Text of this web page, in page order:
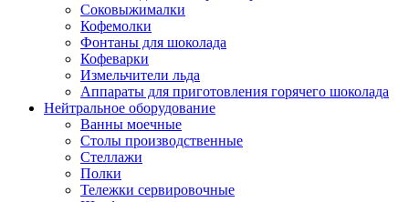
Соковыжималки
Кофемолки
Фонтаны для шоколада
Кофеварки
Измельчители льда
Аппараты для приготовления горячего шоколада
Нейтральное оборудование
Ванны моечные
Столы производственные
Стеллажи
Полки
Тележки сервировочные